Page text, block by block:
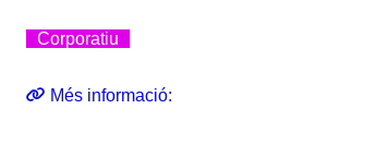
Corporatiu
Més informació: